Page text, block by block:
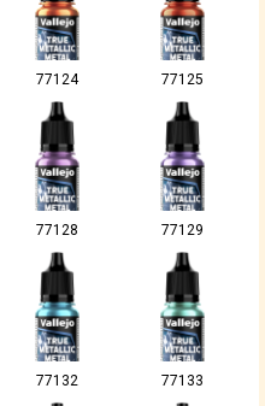
77124 77125
77128 77129
77132 77133